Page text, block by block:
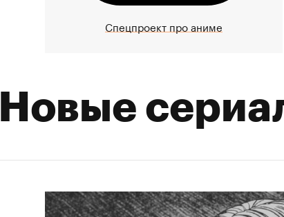
Спецпроект про аниме
Новые